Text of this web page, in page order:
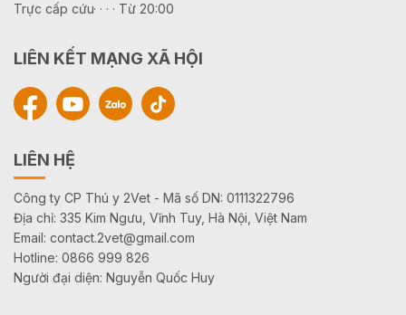
Trực cấp cứu· · · · Từ 20:00
LIÊN KẾT MẠNG XÃ HỘI
LIÊN HỆ
Công ty CP Thú y 2Vet - Mã số DN: 0111322796
Địa chỉ: 335 Kim Ngưu, Vĩnh Tuy, Hà Nội, Việt Nam
Email: contact.2vet@gmail.com
Hotline: 0866 999 826
Người đại diện: Nguyễn Quốc Huy